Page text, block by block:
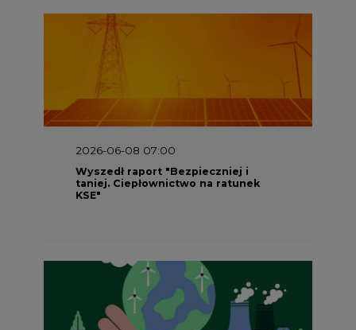
2026-06-08 07:00
Wyszedł raport "Bezpieczniej i
taniej. Ciepłownictwo na ratunek
KSE"